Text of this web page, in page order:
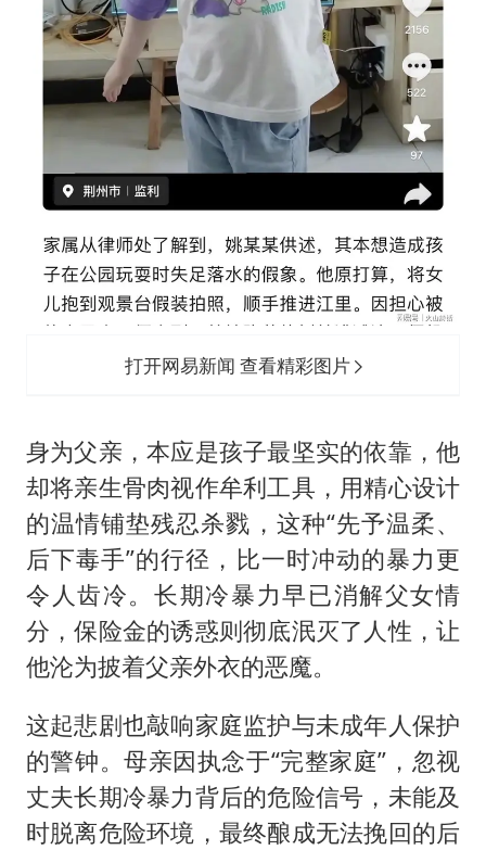
打开网易新闻 查看精彩图片
身为父亲，本应是孩子最坚实的依靠，他
却将亲生骨肉视作牟利工具，用精心设计
的温情铺垫残忍杀戮，这种“先予温柔、
后下毒手”的行径，比一时冲动的暴力更
令人齿冷。长期冷暴力早已消解父女情
分，保险金的诱惑则彻底泯灭了人性，让
他沦为披着父亲外衣的恶魔。
这起悲剧也敲响家庭监护与未成年人保护
的警钟。母亲因执念于“完整家庭”，忽视
丈夫长期冷暴力背后的危险信号，未能及
时脱离危险环境，最终酿成无法挽回的后